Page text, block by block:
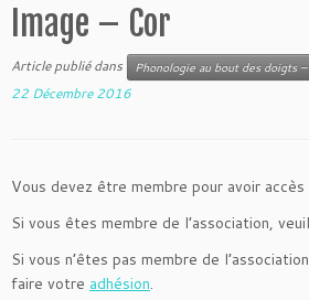
Image – Cor
Article publié dans Phonologie au bout des doigts
22 Décembre 2016
Vous devez être membre pour avoir accès
Si vous êtes membre de l’association,
Si vous n’êtes pas membre de
faire votre adhésion.